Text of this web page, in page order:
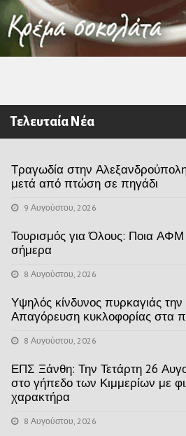
Τελευταία Νέα
Τραγωδία στην
μετά από πτώση σε πηγάδι
9 Αυγούστου, 2026
Τουρισμός για Όλους: Ποια ΑΦΜ
σήμερα
8 Αυγούστου, 2026
Υψηλός κίνδυνος πυρκαγιάς
Απαγόρευση κυκλοφορίας στα
8 Αυγούστου, 2026
ΕΠΣ Ξάνθη: Την Τετάρτη 26
στο γήπεδο των Κιμμερίων με
χαρακτήρα
8 Αυγούστου, 2026